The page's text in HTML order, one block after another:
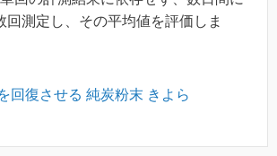
回測定し、その平均値を評価しま
回復させる 純炭粉末 きよら